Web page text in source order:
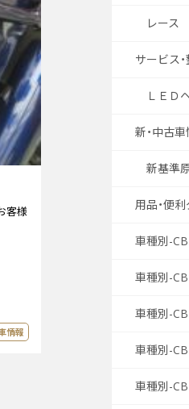
客様
情報
レース
サービス
ＬＥＤ
新・中古
新基準
用品・便
車種別-
車種別-
車種別-
車種別-
車種別-